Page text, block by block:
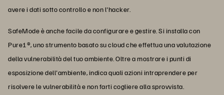
avere i dati sotto controllo e non l'hacker.
SafeMode è anche facile da configurare e gestire. Si installa con
Pure1®, uno strumento basato su cloud che effettua una valutazione
della vulnerabilità del tuo ambiente. Oltre a mostrare i punti di
esposizione dell'ambiente, indica quali azioni intraprendere per
risolvere le vulnerabilità e non farti cogliere alla sprovvista.